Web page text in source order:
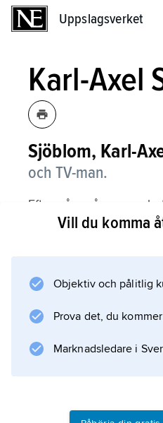
Uppslagsverket
Karl-Axel
Sjöblom, Karl-
och TV-man.
Efter några år som
arbetade Sjöblom från
Vill du komma
Objektiv och pålitlig
Prova det, du
Marknadsledare i